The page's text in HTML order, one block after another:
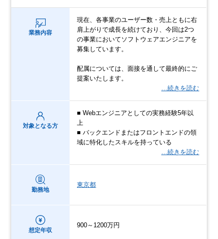
業務内容
現在、各事業のユーザー数・売上ともに右
肩上がりで成長を続けており、今回は2つ
の事業においてソフトウェアエンジニアを
募集しています。
配属については、面接を通して最終的にご
提案いたします。
…続きを読む
対象となる方
■ Webエンジニアとしての実務経験5年以
上
■ バックエンドまたはフロントエンドの領
域に特化したスキルを持っている
…続きを読む
勤務地
東京都
想定年収
900～1200万円